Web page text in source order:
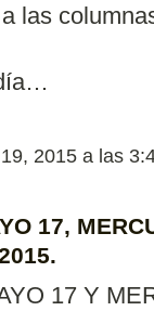
las
2015 a las
17,
17 Y